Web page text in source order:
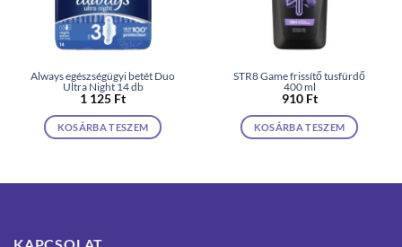
Always egészségügyi betét Duo
Ultra Night 14 db
1 125 Ft
KOSÁRBA TESZEM
STR8 Game frissítő tusfürdő
400 ml
910 Ft
KOSÁRBA TESZEM